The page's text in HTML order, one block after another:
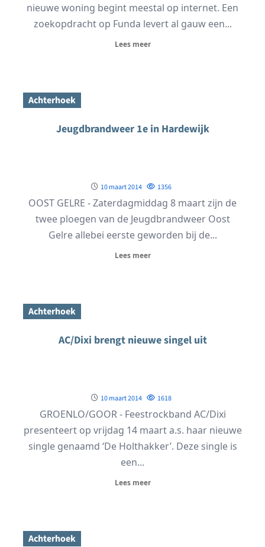
nieuwe woning begint meestal op internet. Een
zoekopdracht op Funda levert al gauw een...
Lees meer
Achterhoek
Jeugdbrandweer 1e in Hardewijk
10 maart 2014 1356
OOST GELRE - Zaterdagmiddag 8 maart zijn de
twee ploegen van de Jeugdbrandweer Oost
Gelre allebei eerste geworden bij de...
Lees meer
Achterhoek
AC/Dixi brengt nieuwe singel uit
10 maart 2014 1618
GROENLO/GOOR - Feestrockband AC/Dixi
presenteert op vrijdag 14 maart a.s. haar nieuwe
single genaamd ‘De Holthakker’. Deze single is
een...
Lees meer
Achterhoek